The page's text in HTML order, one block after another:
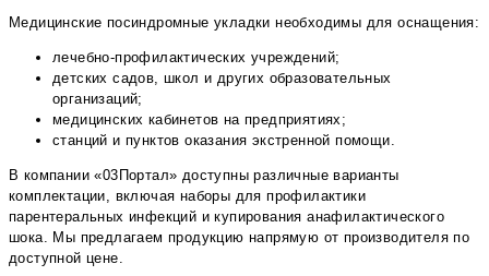
Медицинские посиндромные укладки необходимы для оснащения:
лечебно-профилактических учреждений;
детских садов, школ и других образовательных
организаций;
медицинских кабинетов на предприятиях;
станций и пунктов оказания экстренной помощи.
В компании «03Портал» доступны различные варианты
комплектации, включая наборы для профилактики
парентеральных инфекций и купирования анафилактического
шока. Мы предлагаем продукцию напрямую от производителя по
доступной цене.